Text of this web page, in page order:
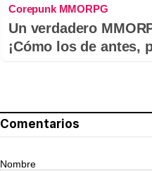
Corepunk MMORPG
Un verdadero
¡Cómo los de antes,
Comentarios
Nombre